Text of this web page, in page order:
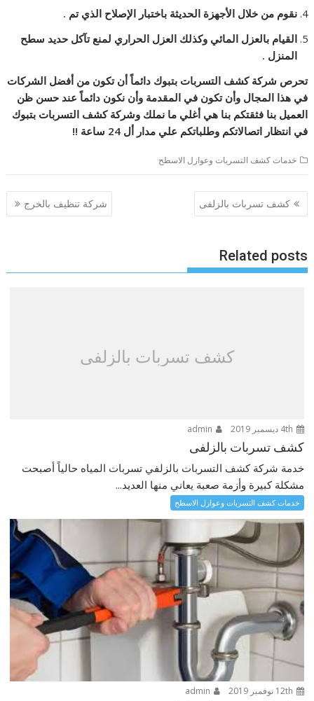
نقوم من خلال الأجهزة الحديثة باختبار الإصلاح الذي تم .
القيام بالعزل المائي وكذلك العزل الحراري لمنع تآكل حديد سطح
المنزل .
تحرص شركة كشف التسربات بتبوك دائماً أن تكون من أفضل الشركات
في هذا المجال وأن تكون في المقدمة وأن نكون دائماً عند حسن ظن
العميل بنا فثقتكم بنا هي أغلي ما نملك وشركة كشف التسربات بتبوك
في انتظار اتصالاتكم وطلباتكم علي مدار أل 24 ساعة !!
خدمات كشف التسربات وعوازل الاسطح
تصفّح
المقالات
كشف تسربات بالزلفى شركة تنظيف بالخرج
Related posts
كشف تسربات بالزلفى
كشف تسربات بالزلفى
خدمة شركة كشف التسربات بالزلفي تسربات المياه حالياً أصبحت
مشكلة كبيرة وأزمة صعبة يعاني منها العديد...
خدمات كشف التسربات وعوازل الاسطح